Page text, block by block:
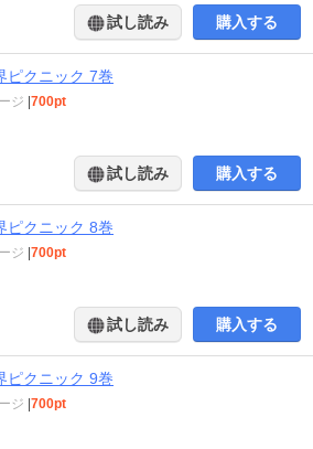
試し読み 購入する
ピクニック 7巻
ジ |700pt
試し読み 購入する
ピクニック 8巻
ジ |700pt
試し読み 購入する
ピクニック 9巻
ジ |700pt